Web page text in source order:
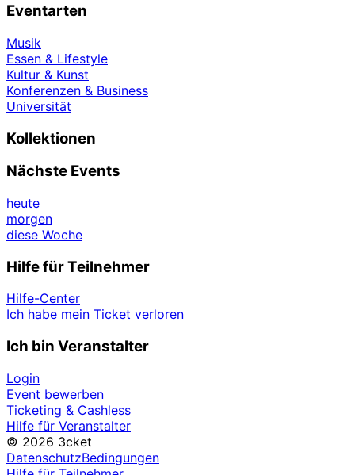
Eventarten
Musik
Essen & Lifestyle
Kultur & Kunst
Konferenzen & Business
Universität
Kollektionen
Nächste Events
heute
morgen
diese Woche
Hilfe für Teilnehmer
Hilfe-Center
Ich habe mein Ticket verloren
Ich bin Veranstalter
Login
Event bewerben
Ticketing & Cashless
Hilfe für Veranstalter
© 2026 3cket
DatenschutzBedingungen